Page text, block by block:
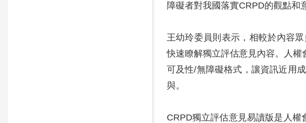
障礙者對我國落實CRPD的觀點和
王幼玲委員則表示，相較於內容
快速瞭解獨立評估意見內容。人
可及性/無障礙格式，讓資訊近用
與。
CRPD獨立評估意見易讀版是人